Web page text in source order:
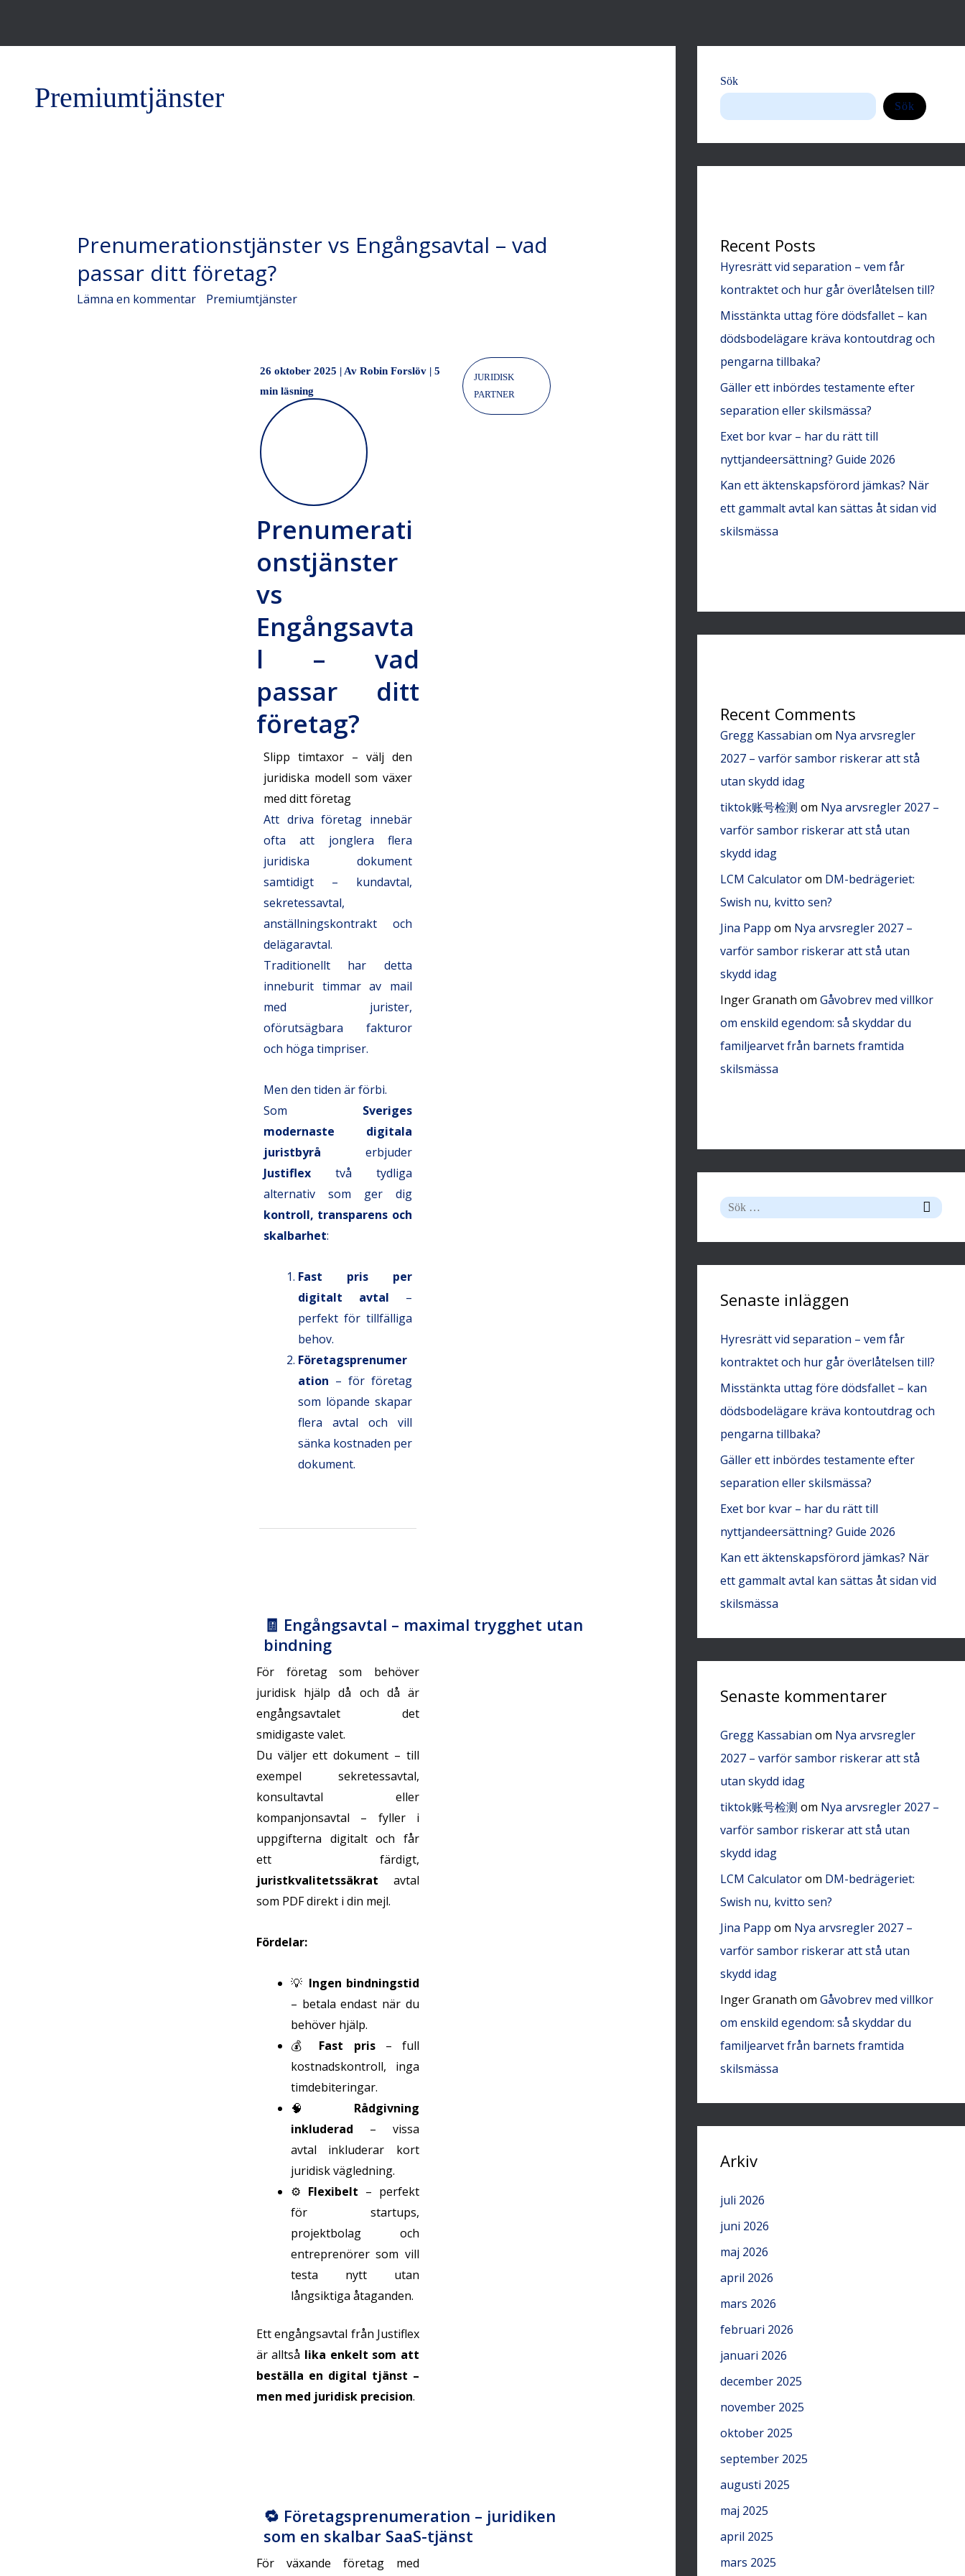
Premiumtjänster
Prenumerationstjänster vs Engångsavtal – vad
passar ditt företag?
Lämna en kommentar Premiumtjänster/
26 oktober 2025 | Av Robin Forslöv |5
min läsning
JURIDISK
PARTNER
Prenumerati
onstjänster
vs
Engångsavta
l – vad
passar ditt
företag?
Slipp timtaxor – välj den
juridiska modell som växer
med ditt företag
Att driva företag innebär
ofta att jonglera flera
juridiska dokument
samtidigt – kundavtal,
sekretessavtal,
anställningskontrakt och
delägaravtal.
Traditionellt har detta
inneburit timmar av mail
med jurister,
oförutsägbara fakturor
och höga timpriser.
Men den tiden är förbi.
Som Sveriges
modernaste digitala
juristbyrå erbjuder
Justiflextvå tydliga
alternativ som ger dig
kontroll, transparens och
skalbarhet:
Fast pris per
digitalt avtal –
perfekt för tillfälliga
behov.
Företagsprenumer
ation – för företag
som löpande skapar
flera avtal och vill
sänka kostnaden per
dokument.
🧾 Engångsavtal – maximal trygghet utan
bindning
För företag som behöver
juridisk hjälp då och då är
engångsavtalet det
smidigaste valet.
Du väljer ett dokument – till
exempel sekretessavtal,
konsultavtal eller
kompanjonsavtal – fyller i
uppgifterna digitalt och får
ett färdigt,
juristkvalitetssäkrat avtal
som PDF direkt i din mejl.
Fördelar:
💡 Ingen bindningstid
– betala endast när du
behöver hjälp.
💰 Fast pris– full
kostnadskontroll, inga
timdebiteringar.
🧠 Rådgivning
inkluderad – vissa
avtal inkluderar kort
juridisk vägledning.
⚙️ Flexibelt – perfekt
för startups,
projektbolag och
entreprenörer som vill
testa nytt utan
långsiktiga åtaganden.
Ett engångsavtal från Justiflex
är alltså lika enkelt som att
beställa en digital tjänst –
men med juridisk precision.
🔁 Företagsprenumeration – juridiken
som en skalbar SaaS-tjänst
För växande företag med
vs
Engångsavtal
–
vad
Sök
Sök
Recent Posts
Hyresrätt vid separation – vem får
kontraktet och hur går överlåtelsen till?
Misstänkta uttag före dödsfallet – kan
dödsbodelägare kräva kontoutdrag och
pengarna tillbaka?
Gäller ett inbördes testamente efter
separation eller skilsmässa?
Exet bor kvar – har du rätt till
nyttjandeersättning? Guide 2026
Kan ett äktenskapsförord jämkas? När
ett gammalt avtal kan sättas åt sidan vid
skilsmässa
Recent Comments
Gregg Kassabian om Nya arvsregler
2027 – varför sambor riskerar att stå
utan skydd idag
tiktok账号检测 om Nya arvsregler 2027 –
varför sambor riskerar att stå utan
skydd idag
LCM Calculatorom DM-bedrägeriet:
Swish nu, kvitto sen?
Jina Papp om Nya arvsregler 2027 –
varför sambor riskerar att stå utan
skydd idag
Inger Granath om Gåvobrev med villkor
om enskild egendom: så skyddar du
familjearvet från barnets framtida
skilsmässa
S
f
:
Senaste inläggen
Hyresrätt vid separation – vem får
kontraktet och hur går överlåtelsen till?
Misstänkta uttag före dödsfallet – kan
dödsbodelägare kräva kontoutdrag och
pengarna tillbaka?
Gäller ett inbördes testamente efter
separation eller skilsmässa?
Exet bor kvar – har du rätt till
nyttjandeersättning? Guide 2026
Kan ett äktenskapsförord jämkas? När
ett gammalt avtal kan sättas åt sidan vid
skilsmässa
Senaste kommentarer
Gregg Kassabian om Nya arvsregler
2027 – varför sambor riskerar att stå
utan skydd idag
tiktok账号检测 om Nya arvsregler 2027 –
varför sambor riskerar att stå utan
skydd idag
LCM Calculatorom DM-bedrägeriet:
Swish nu, kvitto sen?
Jina Papp om Nya arvsregler 2027 –
varför sambor riskerar att stå utan
skydd idag
Inger Granath om Gåvobrev med villkor
om enskild egendom: så skyddar du
familjearvet från barnets framtida
skilsmässa
Arkiv
juli 2026
juni 2026
maj 2026
april 2026
mars 2026
februari 2026
januari 2026
december 2025
november 2025
oktober 2025
september 2025
augusti 2025
maj 2025
april 2025
mars 2025